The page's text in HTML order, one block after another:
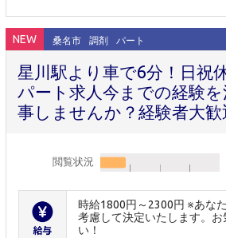
NEW 桑名市 調剤 パート
星川駅より車で6分！日祝
パート求人今までの経験
事しませんか？経験者大
閲覧状況
時給1800円～2300円 ※あな
考慮して決定いたします。お
い！